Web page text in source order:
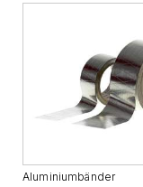
Aluminiumbänder